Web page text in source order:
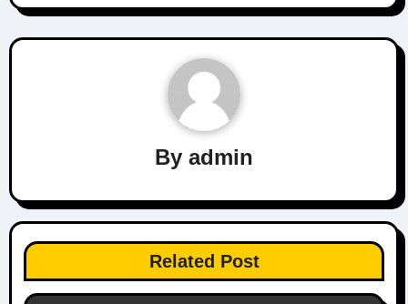
By admin
Related Post